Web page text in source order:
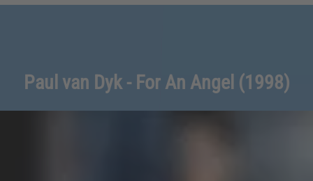
Paul van Dyk - For An Angel (1998)